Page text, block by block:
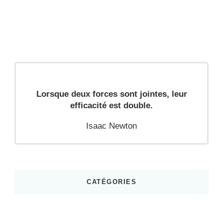
Lorsque deux forces sont jointes, leur
efficacité est double.
Isaac Newton
CATÉGORIES